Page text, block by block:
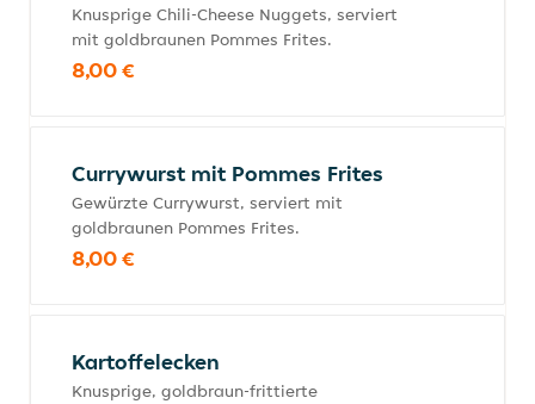
Knusprige Chili-Cheese Nuggets, serviert
mit goldbraunen Pommes Frites.
8,00 €
Currywurst mit Pommes Frites
Gewürzte Currywurst, serviert mit
goldbraunen Pommes Frites.
8,00 €
Kartoffelecken
Knusprige, goldbraun-frittierte